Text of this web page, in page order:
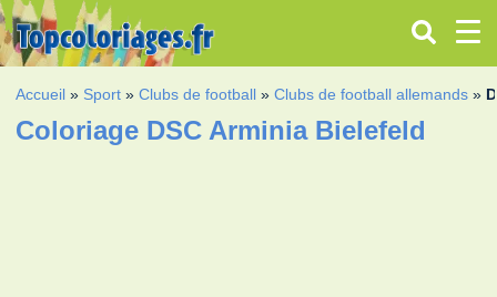
Accueil » Sport »Clubs de football »Clubs de football allemands »
Coloriage DSC Arminia Bielefeld